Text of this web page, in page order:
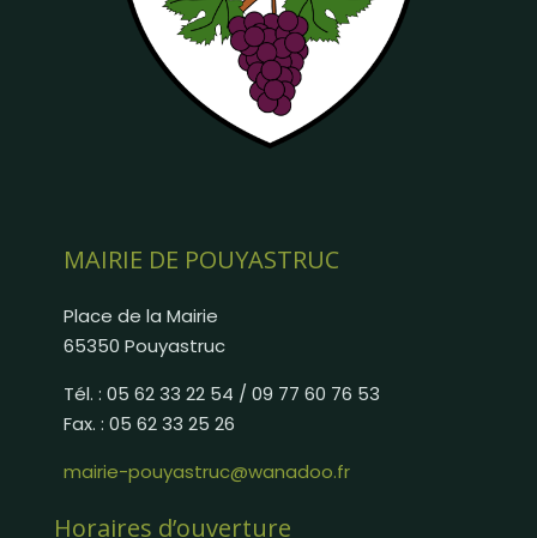
MAIRIE DE POUYASTRUC
Place de la Mairie
65350 Pouyastruc
Tél. : 05 62 33 22 54 / 09 77 60 76 53
Fax. : 05 62 33 25 26
mairie-pouyastruc@wanadoo.fr
Horaires d’ouverture